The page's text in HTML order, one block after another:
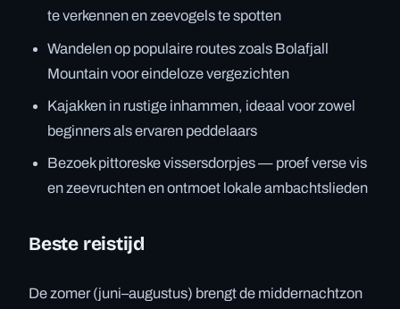
te verkennen en zeevogels te spotten
Wandelen op populaire routes zoals Bolafjall
Mountain voor eindeloze vergezichten
Kajakken in rustige inhammen, ideaal voor zowel
beginners als ervaren peddelaars
Bezoek pittoreske vissersdorpjes — proef verse vis
en zeevruchten en ontmoet lokale ambachtslieden
Beste reistijd
De zomer (juni–augustus) brengt de middernachtzon